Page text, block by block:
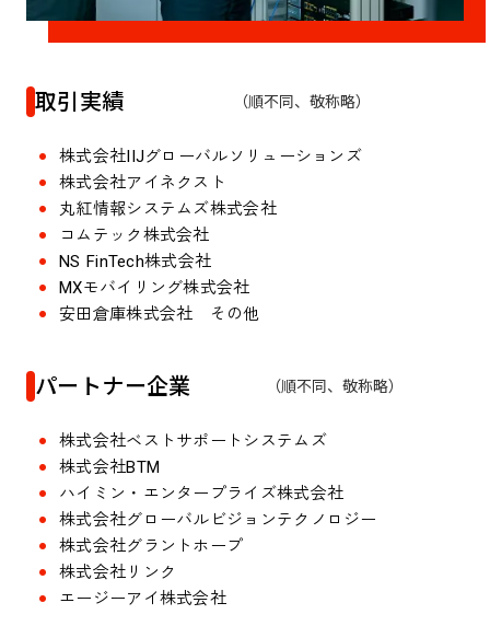
取引実績 （順不同、敬称略）
株式会社IIJグローバルソリューションズ
株式会社アイネクスト
丸紅情報システムズ株式会社
コムテック株式会社
NS FinTech株式会社
MXモバイリング株式会社
安田倉庫株式会社 その他
パートナー企業 （順不同、敬称略）
株式会社ベストサポートシステムズ
株式会社BTM
ハイミン・エンタープライズ株式会社
株式会社グローバルビジョンテクノロジー
株式会社グラントホープ
株式会社リンク
エージーアイ株式会社